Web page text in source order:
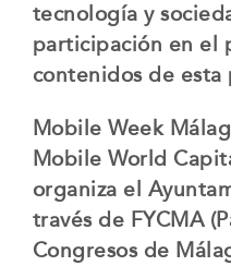
tecnología y
participación en el
contenidos de
Mobile Week
Mobile World
organiza el
través de FYCMA
Congresos de